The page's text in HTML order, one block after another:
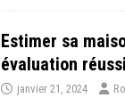
Estimer sa
évaluation
janvier 21, 2024